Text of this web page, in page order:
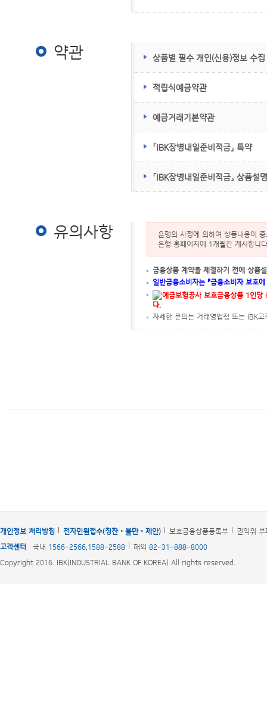
약관 상품별 필수 개인(신용)정보 수
적립식예금약관
예금거래기본약관
「IBK장병내일준비적금」 특약
「IBK장병내일준비적금」 상품설
유의사항
은행의 사정에 의하여 상품내용이
은행 홈페이지에 1개월간 게시합니
금융상품 계약을 체결하기 전에 상품
일반금융소비자는 『금융소비자 보호
다.
자세한 문의는 거래영업점 또는 IBK
개인정보 처리방침 전자민원접수(칭찬‧불만‧제안) 보호금융상품등록부
권익위
고객센터
국내 1566-2566,1588-2588 해외 82-31-888-8000
Copyright 2016. IBK(INDUSTRIAL BANK OF KOREA) All rights reserved.